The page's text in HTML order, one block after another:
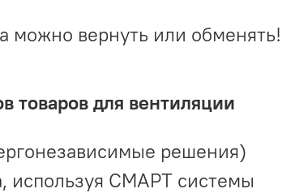
можно вернуть или обменять!
товаров для вентиляции
решения)
используя СМАРТ системы